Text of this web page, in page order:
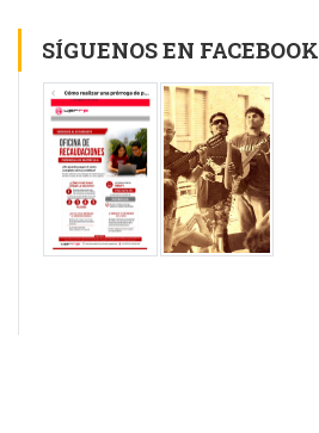
SÍGUENOS EN FACEBOOK